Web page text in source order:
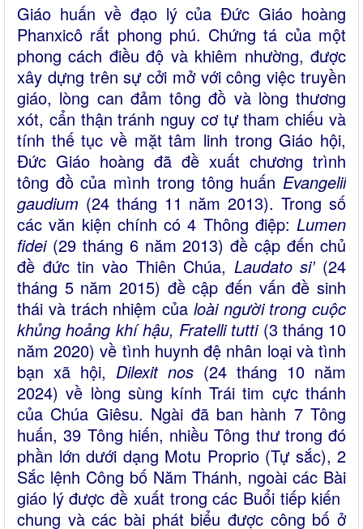
Giáo huấn về đạo lý của Đức Giáo hoàng
Phanxicô rất phong phú. Chứng tá của một
phong cách điều độ và khiêm nhường, được
xây dựng trên sự cởi mở với công việc truyền
giáo, lòng can đảm tông đồ và lòng thương
xót, cẩn thận tránh nguy cơ tự tham chiếu và
tính thế tục về mặt tâm linh trong Giáo hội,
Đức Giáo hoàng đã đề xuất chương trình
tông đồ của mình trong tông huấn Evangelii
gaudium (24 tháng 11 năm 2013). Trong số
các văn kiện chính có 4 Thông điệp: Lumen
fidei(29 tháng 6 năm 2013) đề cập đến chủ
đề đức tin vào Thiên Chúa, Laudato si’(24
tháng 5 năm 2015) đề cập đến vấn đề sinh
thái và trách nhiệm của loài người trong cuộc
khủng hoảng khí hậu, Fratelli tutti(3 tháng 10
năm 2020) về tình huynh đệ nhân loại và tình
bạn xã hội, Dilexit nos (24 tháng 10 năm
2024) về lòng sùng kính Trái tim cực thánh
của Chúa Giêsu. Ngài đã ban hành 7 Tông
huấn, 39 Tông hiến, nhiều Tông thư trong đó
phần lớn dưới dạng Motu Proprio (Tự sắc), 2
Sắc lệnh Công bố Năm Thánh, ngoài các Bài
giáo lý được đề xuất trong các Buổi tiếp kiến ​​
chung và các bài phát biểu được công bố ở